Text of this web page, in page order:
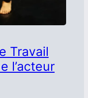
Travail
l’acteur